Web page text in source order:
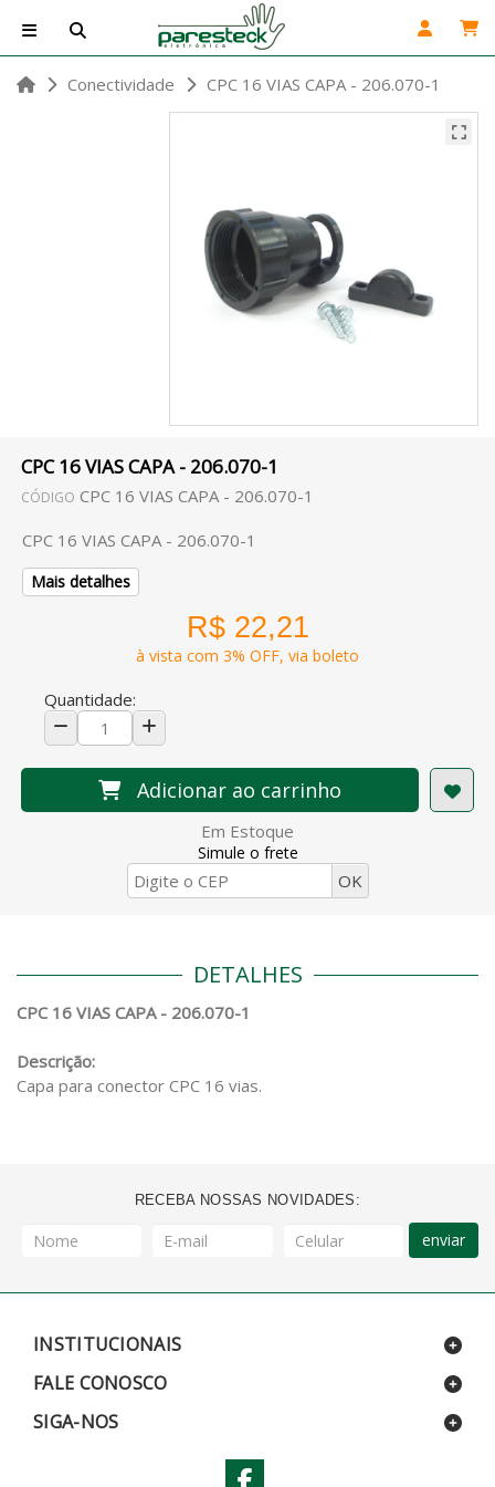
Conectividade CPC 16 VIAS CAPA - 206.070-1
CPC 16 VIAS CAPA - 206.070-1
CÓDIGO CPC 16 VIAS CAPA - 206.070-1
CPC 16 VIAS CAPA - 206.070-1
Mais detalhes
R$ 22,21
à vista com 3% OFF, via boleto
Quantidade:
Adicionar ao carrinho
Em Estoque
Simule o frete
DETALHES
CPC 16 VIAS CAPA - 206.070-1
Descrição:
Capa para conector CPC 16 vias.
RECEBA NOSSAS NOVIDADES:
enviar
INSTITUCIONAIS
FALE CONOSCO
SIGA-NOS